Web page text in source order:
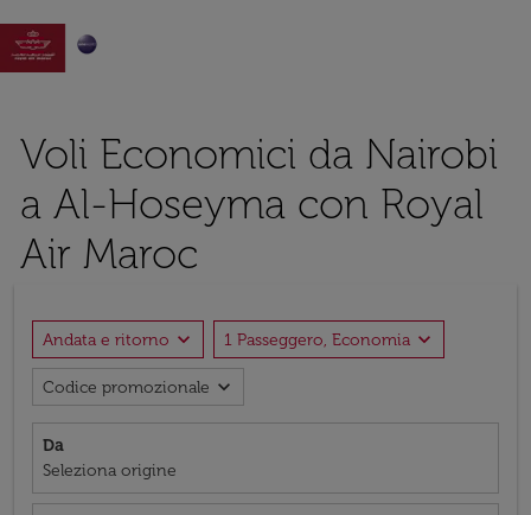

Voli Economici da Nairobi
a Al-Hoseyma con Royal
Air Maroc
Andata e ritorno expand_more 1 Passeggero, Economia expand_more
Codice promozionale expand_more
Da
Seleziona origine